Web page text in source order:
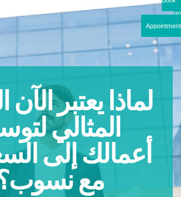
لماذا يعتبر
المثالي
أعمالك إلى
مع نسوب؟